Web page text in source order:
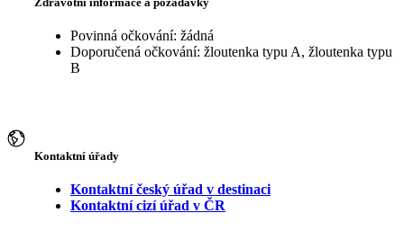
Povinná očkování: žádná
Doporučená očkování: žloutenka typu A, žloutenka typu
B
Kontaktní úřady
Kontaktní český úřad v destinaci
Kontaktní cizí úřad v ČR